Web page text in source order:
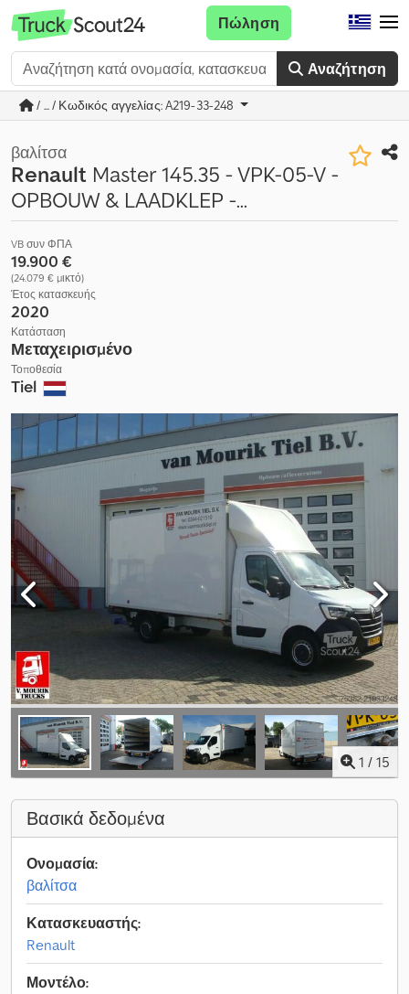
Αναζήτηση
Πώληση
/ ... / Κωδικός αγγελίας: A219-33-248
βαλίτσα
Renault Master 145.35 - VPK-05-V -
OPBOUW & LAADKLEP -...
VB συν ΦΠΑ
19.900 €
(24.079 € μικτό)
Έτος κατασκευής
2020
Κατάσταση
Μεταχειρισμένο
Τοποθεσία
Tiel
1 / 15
Βασικά δεδομένα
Ονομασία:
βαλίτσα
Κατασκευαστής:
Renault
Μοντέλο: